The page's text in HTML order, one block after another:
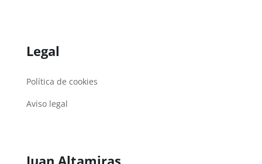
Legal
Política de cookies
Aviso legal
Juan Altamiras